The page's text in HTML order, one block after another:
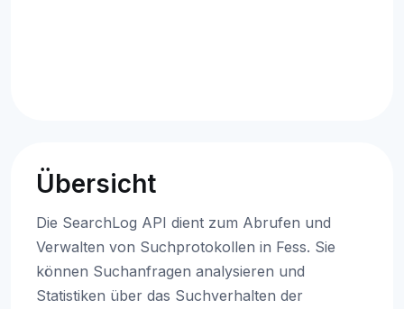
Übersicht
Die SearchLog API dient zum Abrufen und
Verwalten von Suchprotokollen in Fess. Sie
können Suchanfragen analysieren und
Statistiken über das Suchverhalten der